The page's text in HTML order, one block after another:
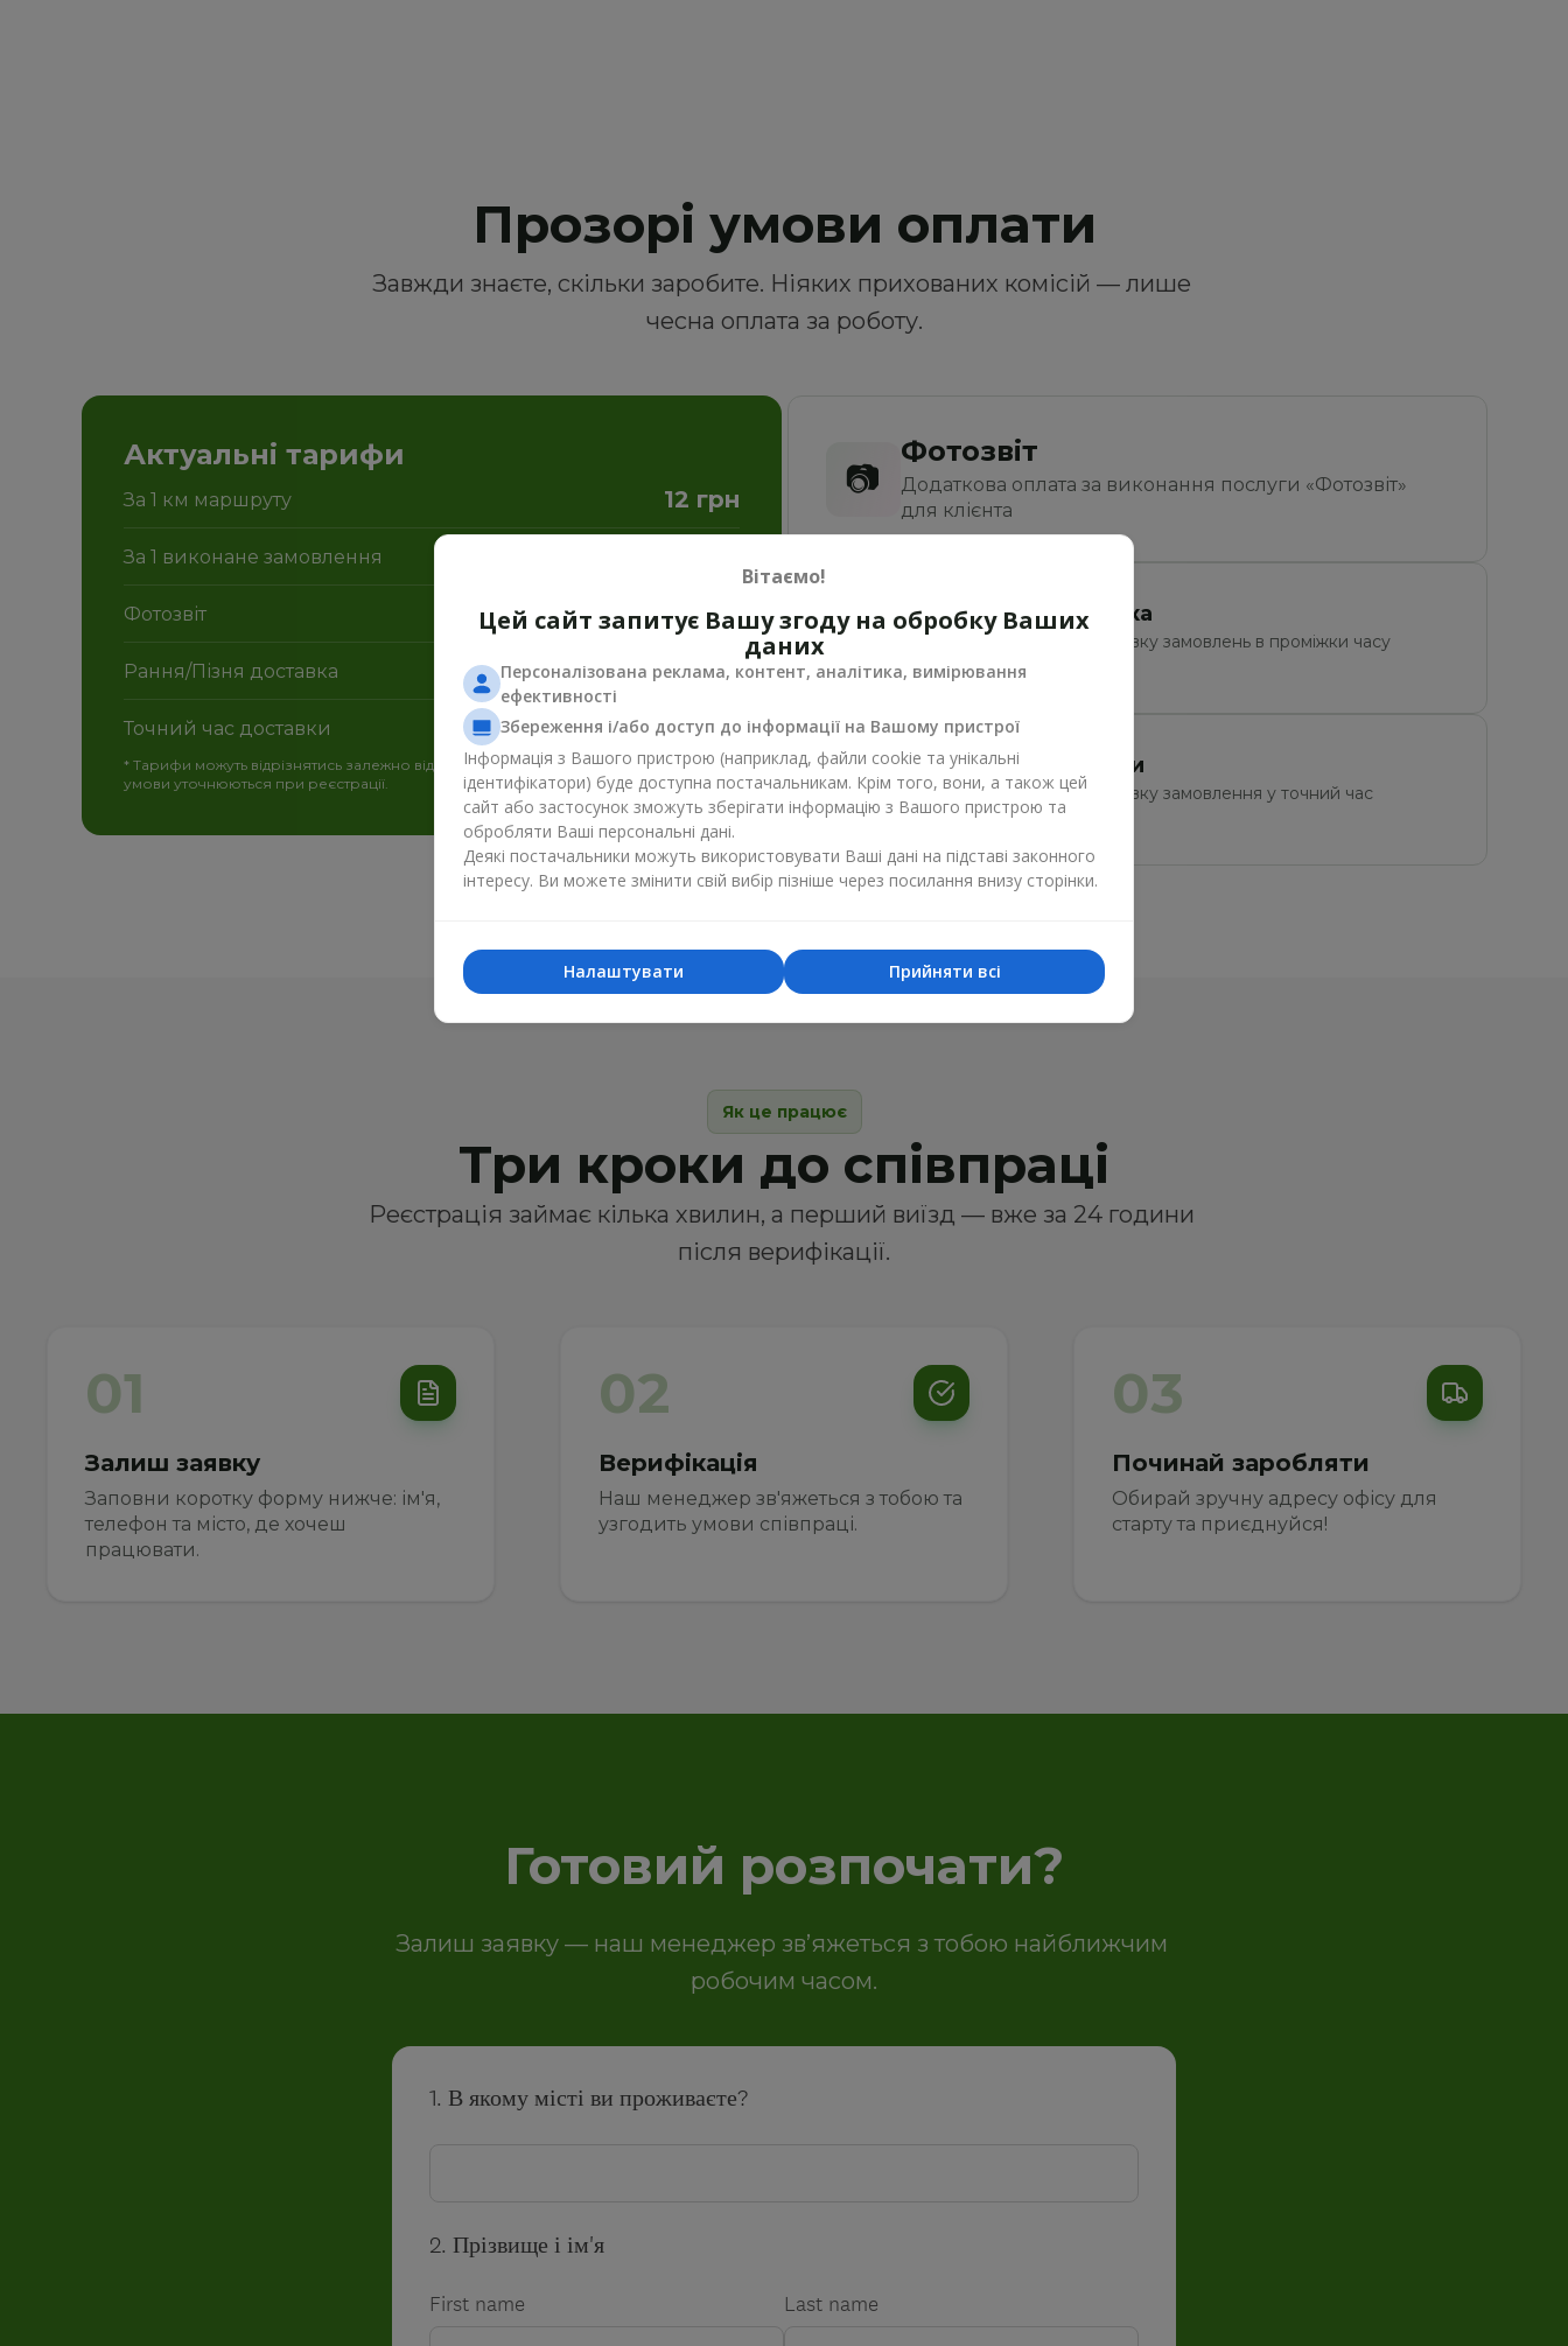
Вітаємо!
Цей сайт запитує Вашу згоду на обробку Ваших
даних
Персоналізована реклама, контент, аналітика, вимірювання
ефективності
Збереження і/або доступ до інформації на Вашому пристрої
Інформація з Вашого пристрою (наприклад, файли cookie та унікальні
ідентифікатори) буде доступна постачальникам. Крім того, вони, а також цей
сайт або застосунок зможуть зберігати інформацію з Вашого пристрою та
обробляти Ваші персональні дані.
Деякі постачальники можуть використовувати Ваші дані на підставі законного
інтересу. Ви можете змінити свій вибір пізніше через посилання внизу сторінки.
Прийняти всі
Налаштувати
Прозорі умови оплати
Завжди знаєте, скільки заробите. Ніяких прихованих комісій — лише
чесна оплата за роботу.
Актуальні тарифи
За 1 км маршруту 12 грн
За 1 виконане замовлення
Фотозвіт + 7 грн
Рання/Пізня доставка + 50 грн
Точний час доставки + 50 грн
* Тарифи можуть відрізнятись залежно від міста та категорії доставки. Фінальні
умови уточнюються при реєстрації.
📷
Фотозвіт
Додаткова оплата за виконання послуги «Фотозвіт»
для клієнта
🌞
Рання/Пізня доставка
Додаткова оплата за доставку замовлень в проміжки часу
07:00-09:00 та 21:00-23:00
⏰
Точний час доставки
Додаткова оплата за доставку замовлення у точний час
вказаний клієнтом
Як це працює
Три кроки до співпраці
Реєстрація займає кілька хвилин, а перший виїзд — вже за 24 години
після верифікації.
01
Залиш заявку
Заповни коротку форму нижче: ім'я,
телефон та місто, де хочеш
працювати.
02
Верифікація
Наш менеджер зв'яжеться з тобою та
узгодить умови співпраці.
03
Починай заробляти
Обирай зручну адресу офісу для
старту та приєднуйся!
Готовий розпочати?
Залиш заявку — наш менеджер звʼяжеться з тобою найближчим
робочим часом.